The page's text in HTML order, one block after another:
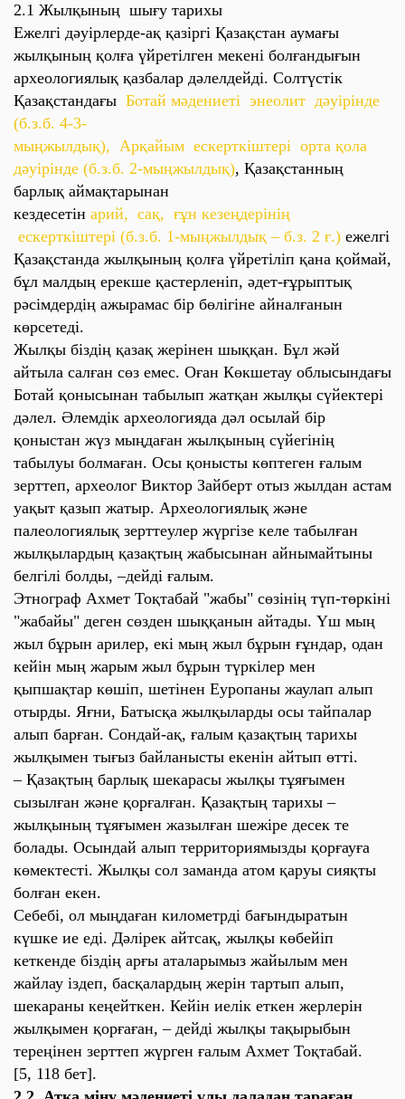
2.1 Жылқының шығу тарихы
Ежелгі дәуірлерде-ақ қазіргі Қазақстан аумағы
жылқының қолға үйретілген мекені болғандығын
археологиялық қазбалар дәлелдейді. Солтүстік
Қазақстандағы Ботай мәдениеті энеолит дәуірінде
(б.з.б. 4-3-
мыңжылдық), Арқайым ескерткіштері орта қола
дәуірінде (б.з.б. 2-мыңжылдық), Қазақстанның
барлық аймақтарынан
кездесетін арий, сақ, ғұн кезеңдерінің
ескерткіштері (б.з.б. 1-мыңжылдық – б.з. 2 ғ.) ежелгі
Қазақстанда жылқының қолға үйретіліп қана қоймай,
бұл малдың ерекше қастерленіп, әдет-ғұрыптық
рәсімдердің ажырамас бір бөлігіне айналғанын
көрсетеді.
Жылқы біздің қазақ жерінен шыққан. Бұл жәй
айтыла салған сөз емес. Оған Көкшетау облысындағы
Ботай қонысынан табылып жатқан жылқы сүйектері
дәлел. Әлемдік археологияда дәл осылай бір
қоныстан жүз мыңдаған жылқының сүйегінің
табылуы болмаған. Осы қонысты көптеген ғалым
зерттеп, археолог Виктор Зайберт отыз жылдан астам
уақыт қазып жатыр. Археологиялық және
палеологиялық зерттеулер жүргізе келе табылған
жылқылардың қазақтың жабысынан айнымайтыны
белгілі болды, –дейді ғалым.
Этнограф Ахмет Тоқтабай "жабы" сөзінің түп-төркіні
"жабайы" деген сөзден шыққанын айтады. Үш мың
жыл бұрын арилер, екі мың жыл бұрын ғұндар, одан
кейін мың жарым жыл бұрын түркілер мен
қыпшақтар көшіп, шетінен Еуропаны жаулап алып
отырды. Яғни, Батысқа жылқыларды осы тайпалар
алып барған. Сондай-ақ, ғалым қазақтың тарихы
жылқымен тығыз байланысты екенін айтып өтті.
– Қазақтың барлық шекарасы жылқы тұяғымен
сызылған және қорғалған. Қазақтың тарихы –
жылқының тұяғымен жазылған шежіре десек те
болады. Осындай алып территориямызды қорғауға
көмектесті. Жылқы сол заманда атом қаруы сияқты
болған екен.
Себебі, ол мыңдаған километрді бағындыратын
күшке ие еді. Дәлірек айтсақ, жылқы көбейіп
кеткенде біздің арғы аталарымыз жайылым мен
жайлау іздеп, басқалардың жерін тартып алып,
шекараны кеңейткен. Кейін иелік еткен жерлерін
жылқымен қорғаған, – дейді жылқы тақырыбын
тереңінен зерттеп жүрген ғалым Ахмет Тоқтабай.
[5, 118 бет].